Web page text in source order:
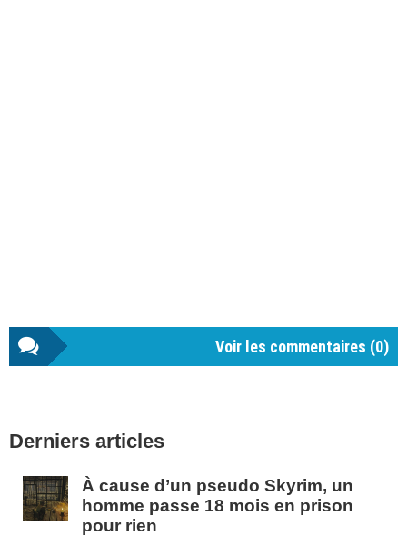
Voir les commentaires (0)
latérale
Derniers articles
À cause d’un pseudo Skyrim, un
homme passe 18 mois en prison
pour rien